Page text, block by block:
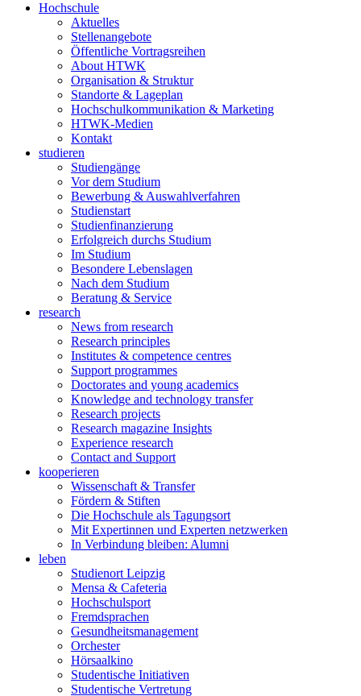
Hochschule
Aktuelles
Stellenangebote
Öffentliche Vortragsreihen
About HTWK
Organisation & Struktur
Standorte & Lageplan
Hochschulkommunikation & Marketing
HTWK-Medien
Kontakt
studieren
Studiengänge
Vor dem Studium
Bewerbung & Auswahlverfahren
Studienstart
Studienfinanzierung
Erfolgreich durchs Studium
Im Studium
Besondere Lebenslagen
Nach dem Studium
Beratung & Service
research
News from research
Research principles
Institutes & competence centres
Support programmes
Doctorates and young academics
Knowledge and technology transfer
Research projects
Research magazine Insights
Experience research
Contact and Support
kooperieren
Wissenschaft & Transfer
Fördern & Stiften
Die Hochschule als Tagungsort
Mit Expertinnen und Experten netzwerken
In Verbindung bleiben: Alumni
leben
Studienort Leipzig
Mensa & Cafeteria
Hochschulsport
Fremdsprachen
Gesundheitsmanagement
Orchester
Hörsaalkino
Studentische Initiativen
Studentische Vertretung